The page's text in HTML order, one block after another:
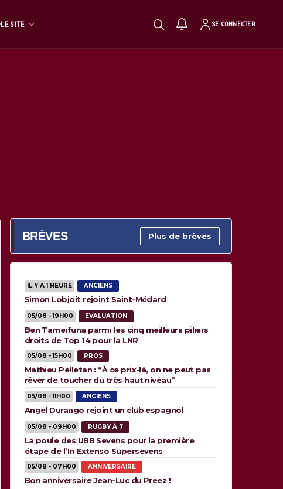
LE SITE SE CONNECTER
BRÈVES Plus de brèves
IL Y A 1 HEURE ANCIENS
Simon Lobjoit rejoint Saint-Médard
05/08 - 19H00 EVALUATION
Ben Tameifuna parmi les cinq meilleurs piliers
droits de Top 14 pour la LNR
05/08 - 15H00 PROS
Mathieu Pelletan : “À ce prix-là, on ne peut pas
rêver de toucher du très haut niveau”
05/08 - 11H00 ANCIENS
Angel Durango rejoint un club espagnol
05/08 - 09H00 RUGBY À 7
La poule des UBB Sevens pour la première
étape de l’In Extenso Supersevens
05/08 - 07H00 ANNIVERSAIRE
Bon anniversaire Jean-Luc du Preez !